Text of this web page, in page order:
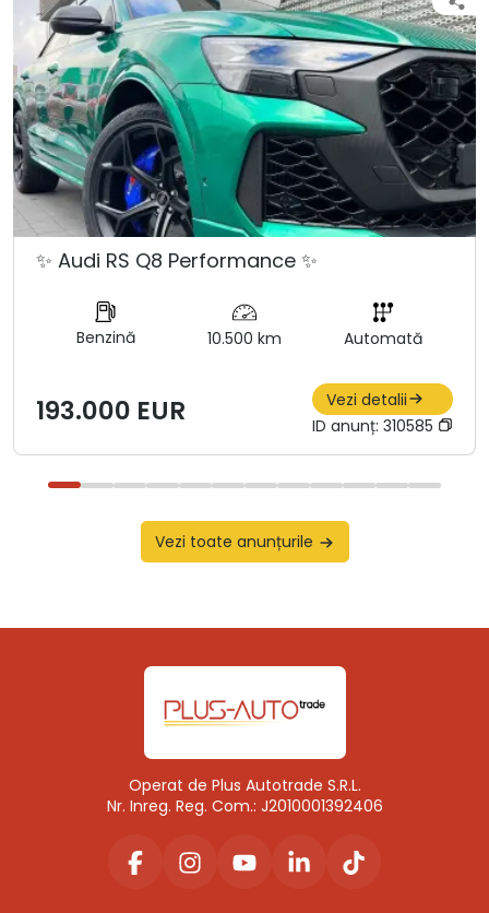
✨ Audi RS Q8 Performance ✨
Benzină 10.500 km Automată
193.000 EUR
Vezi detalii
ID anunț: 310585
Vezi toate anunțurile
Operat de Plus Autotrade S.R.L.
Nr. Inreg. Reg. Com.: J2010001392406